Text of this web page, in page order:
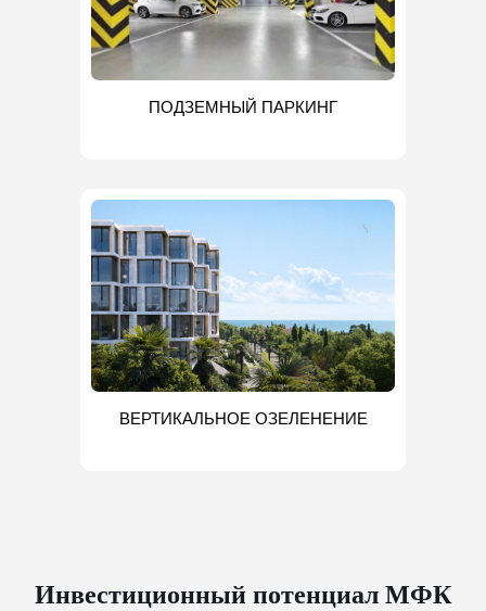
ПОДЗЕМНЫЙ ПАРКИНГ
ВЕРТИКАЛЬНОЕ ОЗЕЛЕНЕНИЕ
Инвестиционный потенциал МФК